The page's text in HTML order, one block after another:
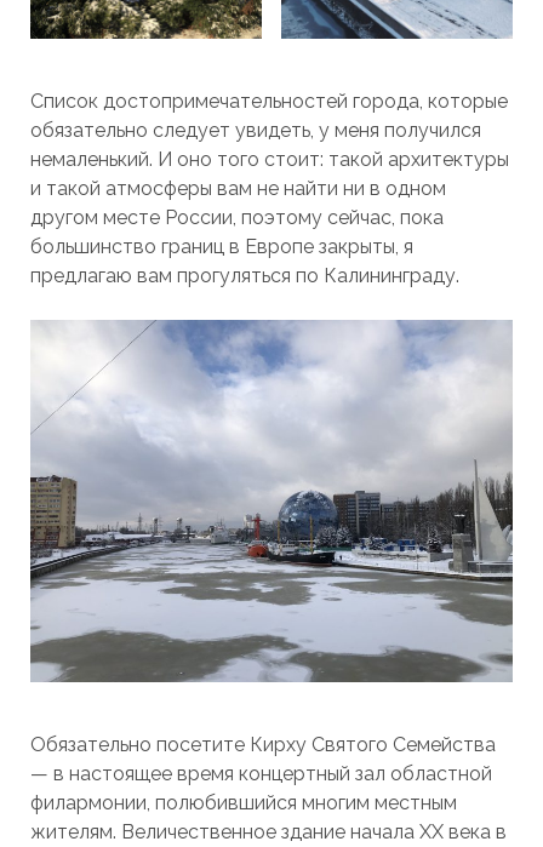
Список достопримечательностей города, которые
обязательно следует увидеть, у меня получился
немаленький. И оно того стоит: такой архитектуры
и такой атмосферы вам не найти ни в одном
другом месте России, поэтому сейчас, пока
большинство границ в Европе закрыты, я
предлагаю вам прогуляться по Калининграду.
Обязательно посетите Кирху Святого Семейства
— в настоящее время концертный зал областной
филармонии, полюбившийся многим местным
жителям. Величественное здание начала XX века в